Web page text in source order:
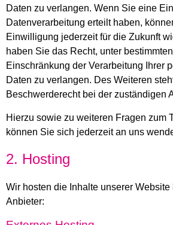
Daten zu verlangen. Wenn Sie eine
Datenverarbeitung erteilt haben,
Einwilligung jederzeit für die Zukunft
haben Sie das Recht, unter
Einschränkung der Verarbeitung Ihrer
Daten zu verlangen. Des Weiteren
Beschwerderecht bei der zuständigen
Hierzu sowie zu weiteren Fragen zum
können Sie sich jederzeit an uns
2. Hosting
Wir hosten die Inhalte unserer
Anbieter: